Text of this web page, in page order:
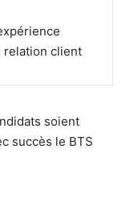
relation client
soient
succès le BTS